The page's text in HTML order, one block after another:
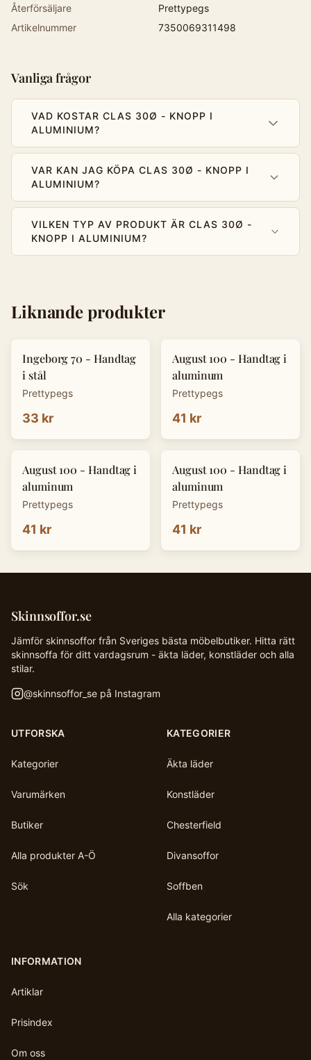
Återförsäljare
Prettypegs
Artikelnummer
7350069311498
Vanliga frågor
VAD KOSTAR CLAS 30Ø - KNOPP I
ALUMINIUM?
VAR KAN JAG KÖPA CLAS 30Ø - KNOPP I
ALUMINIUM?
VILKEN TYP AV PRODUKT ÄR CLAS 30Ø -
KNOPP I ALUMINIUM?
Liknande produkter
Ingeborg 70 - Handtag
i stål
Prettypegs
33 kr
August 100 - Handtag i
aluminum
Prettypegs
41 kr
August 100 - Handtag i
aluminum
Prettypegs
41 kr
August 100 - Handtag i
aluminum
Prettypegs
41 kr
Skinnsoffor.se
Jämför skinnsoffor från Sveriges bästa möbelbutiker. Hitta rätt
skinnsoffa för ditt vardagsrum - äkta läder, konstläder och alla
stilar.
@skinnsoffor_se på Instagram
UTFORSKA
Kategorier
Varumärken
Butiker
Alla produkter A-Ö
Sök
KATEGORIER
Äkta läder
Konstläder
Chesterfield
Divansoffor
Soffben
Alla kategorier
INFORMATION
Artiklar
Prisindex
Om oss